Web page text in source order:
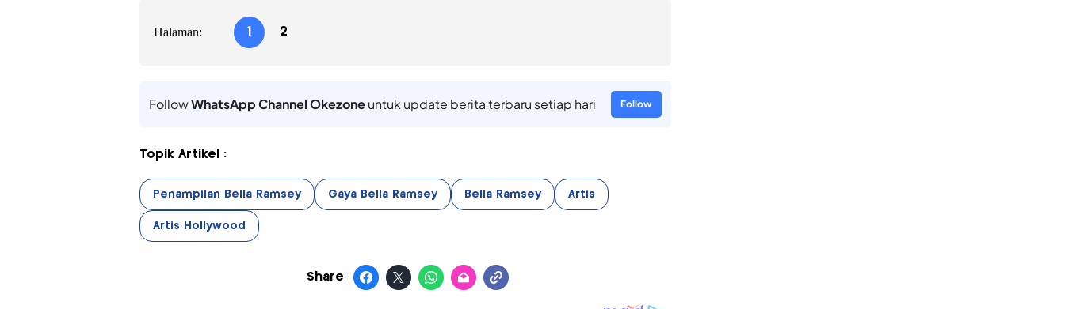
Halaman: 1 2
FollowWhatsApp Channel Okezoneuntuk update berita terbaru setiap hari Follow
Topik Artikel :
Penampilan Bella Ramsey Gaya Bella Ramsey Bella Ramsey Artis
Artis Hollywood
Share